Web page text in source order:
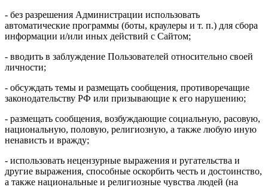
- без разрешения Администрации использовать
автоматические программы (боты, краулеры и т. п.) для сбора
информации и/или иных действий с Сайтом;
- вводить в заблуждение Пользователей относительно своей
личности;
- обсуждать темы и размещать сообщения, противоречащие
законодательству РФ или призывающие к его нарушению;
- размещать сообщения, возбуждающие социальную, расовую,
национальную, половую, религиозную, а также любую иную
ненависть и вражду;
- использовать нецензурные выражения и ругательства и
другие выражения, способные оскорбить честь и достоинство,
а также национальные и религиозные чувства людей (на